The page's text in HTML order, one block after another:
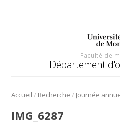
Faculté de
Département
Accueil / Recherche /
IMG_6287